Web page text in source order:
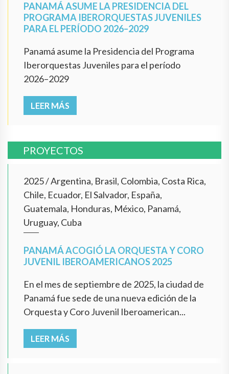
PANAMÁ ASUME LA PRESIDENCIA DEL
PROGRAMA IBERORQUESTAS JUVENILES
PARA EL PERÍODO 2026–2029
Panamá asume la Presidencia del Programa
Iberorquestas Juveniles para el período
2026–2029
LEER MÁS
PROYECTOS
2025/Argentina, Brasil, Colombia, Costa Rica,
Chile, Ecuador, El Salvador, España,
Guatemala, Honduras, México, Panamá,
Uruguay, Cuba
PANAMÁ ACOGIÓ LA ORQUESTA Y CORO
JUVENIL IBEROAMERICANOS 2025
En el mes de septiembre de 2025, la ciudad de
Panamá fue sede de una nueva edición de la
Orquesta y Coro Juvenil Iberoamerican...
LEER MÁS